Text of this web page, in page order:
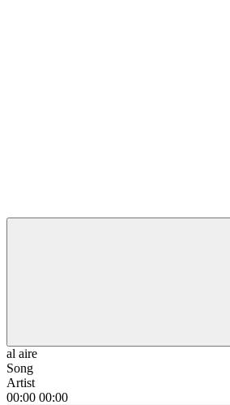
al aire
Song
Artist
00:00 00:00